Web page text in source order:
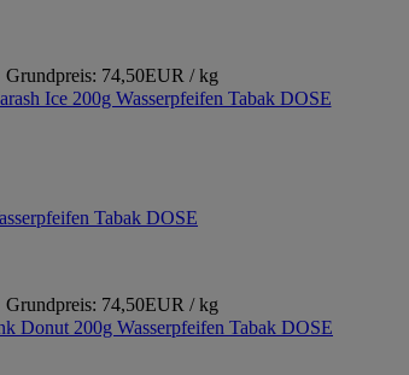
Grundpreis: 74,50EUR / kg
Tabak DOSE
Grundpreis: 74,50EUR / kg